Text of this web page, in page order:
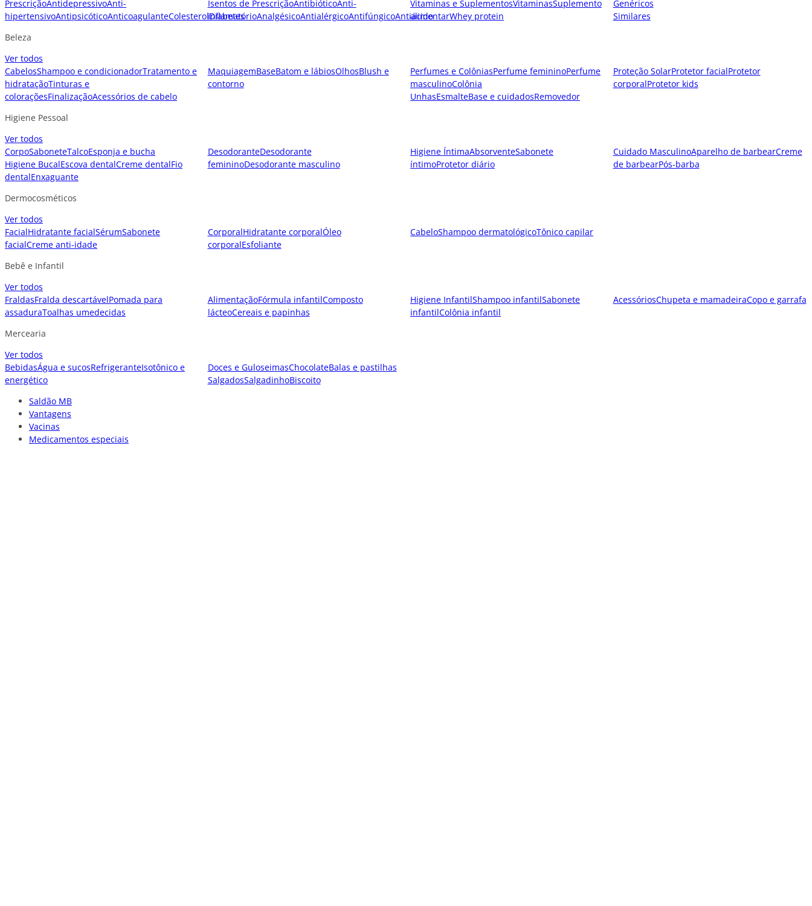
PrescriçãoAntidepressivoAnti-
hipertensivoAntipsicóticoAnticoagulanteColesterolDiabetes
Isentos de PrescriçãoAntibióticoAnti-
inflamatórioAnalgésicoAntialérgicoAntifúngicoAntiácido
Vitaminas e SuplementosVitaminasSuplemento
alimentarWhey protein
Genéricos
Similares
Beleza
Ver todos
CabelosShampoo e condicionadorTratamento e
hidrataçãoTinturas e
coloraçõesFinalizaçãoAcessórios de cabelo
MaquiagemBaseBatom e lábiosOlhosBlush e
contorno
Perfumes e ColôniasPerfume femininoPerfume
masculinoColônia
UnhasEsmalteBase e cuidadosRemovedor
Proteção SolarProtetor facialProtetor
corporalProtetor kids
Higiene Pessoal
Ver todos
CorpoSaboneteTalcoEsponja e bucha
Higiene BucalEscova dentalCreme dentalFio
dentalEnxaguante
DesodoranteDesodorante
femininoDesodorante masculino
Higiene ÍntimaAbsorventeSabonete
íntimoProtetor diário
Cuidado MasculinoAparelho de barbearCreme
de barbearPós-barba
Dermocosméticos
Ver todos
FacialHidratante facialSérumSabonete
facialCreme anti-idade
CorporalHidratante corporalÓleo
corporalEsfoliante
CabeloShampoo dermatológicoTônico capilar
Bebê e Infantil
Ver todos
FraldasFralda descartávelPomada para
assaduraToalhas umedecidas
AlimentaçãoFórmula infantilComposto
lácteoCereais e papinhas
Higiene InfantilShampoo infantilSabonete
infantilColônia infantil
AcessóriosChupeta e mamadeiraCopo e garrafa
Mercearia
Ver todos
BebidasÁgua e sucosRefrigeranteIsotônico e
energético
Doces e GuloseimasChocolateBalas e pastilhas
SalgadosSalgadinhoBiscoito
Saldão MB
Vantagens
Vacinas
Medicamentos especiais